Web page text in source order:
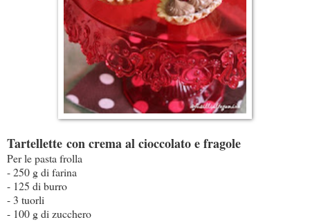
Tartellette con crema al cioccolato e fragole
Per le pasta frolla
- 250 g di farina
- 125 di burro
- 3 tuorli
- 100 g di zucchero